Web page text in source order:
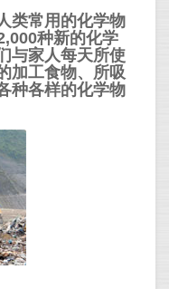
类常用的化学物
种新的化学
与家人每天所使
加工食物、所吸
种各样的化学物